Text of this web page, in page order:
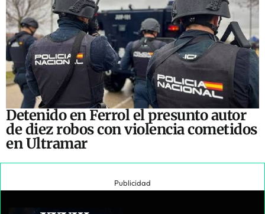
Detenido en Ferrol el presunto autor
de diez robos con violencia cometidos
en Ultramar
Publicidad